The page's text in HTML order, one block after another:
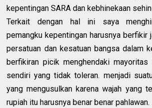
kepentingan SARA dan kebhinekaan
Terkait dengan hal ini saya
pemangku kepentingan harusnya berfikir
persatuan dan kesatuan bangsa dalam
berfikiran picik menghendaki
sendiri yang tidak toleran. menjadi
yang mengusulkan karena wajah yang
rupiah itu harusnya benar benar pahlawan.